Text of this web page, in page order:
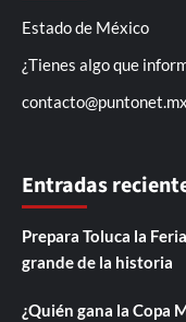
Estado de México
¿Tienes algo que
contacto@puntonet.mx
Entradas
Prepara Toluca la
grande de la historia
¿Quién gana la Copa